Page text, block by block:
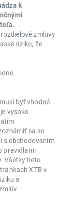
k
zmluvy
riziko, že
byť vhodné
vysoko
sa so
s obchodovaním
pravidlami
Všetky tieto
XTB v
a